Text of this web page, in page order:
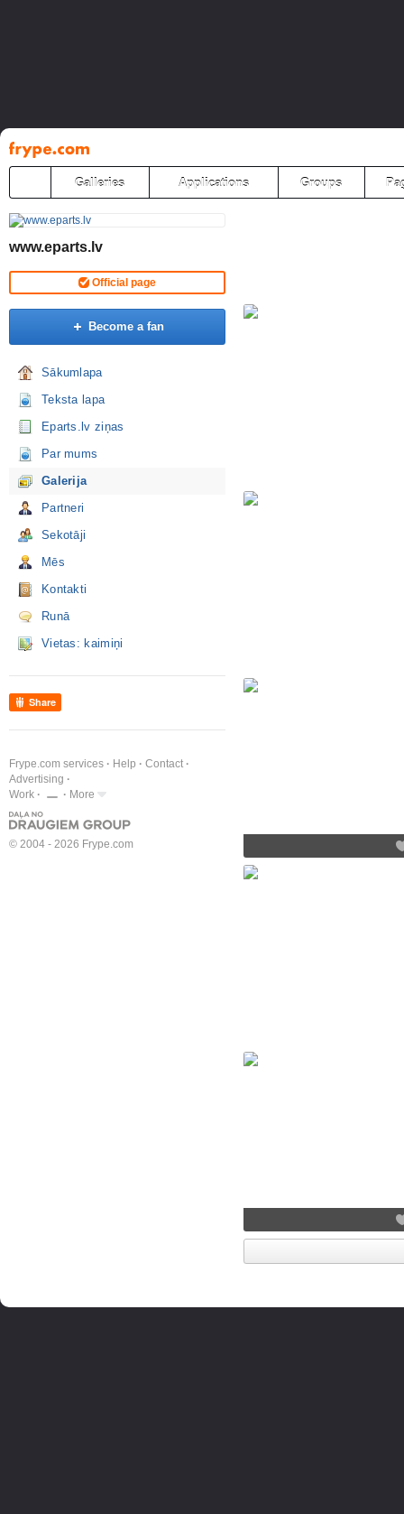
Pāriet
uz
saturu
Galleries Applications Groups
www.eparts.lv
Official page
Become a fan
Sākumlapa
Teksta lapa
Eparts.lv ziņas
Par mums
Galerija
Partneri
Sekotāji
Mēs
Kontakti
Runā
Vietas: kaimiņi
Share
Frype.com services Help
Contact
Advertising
Work
More
© 2004 - 2026 Frype.com